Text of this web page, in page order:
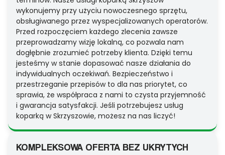
wykonujemy przy użyciu nowoczesnego sprzętu,
obsługiwanego przez wyspecjalizowanych operatorów.
Przed rozpoczęciem każdego zlecenia zawsze
przeprowadzamy wizję lokalną, co pozwala nam
dogłębnie zrozumieć potrzeby klienta. Dzięki temu
jesteśmy w stanie dopasować nasze działania do
indywidualnych oczekiwań. Bezpieczeństwo i
przestrzeganie przepisów to dla nas priorytet, co
sprawia, że współpraca z nami to czysta przyjemność
i gwarancja satysfakcji. Jeśli potrzebujesz usług
koparką w Skrzyszowie, możesz na nas liczyć!
KOMPLEKSOWA OFERTA BEZ UKRYTYCH